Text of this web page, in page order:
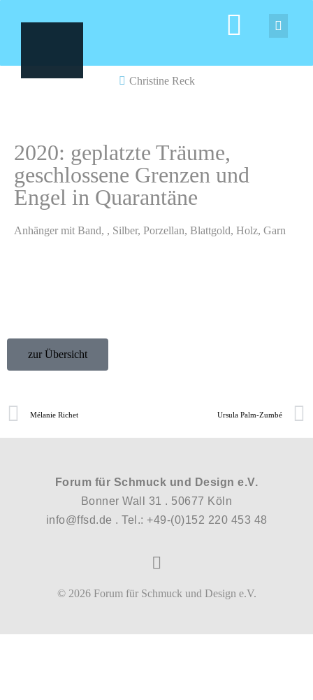
Christine Reck
2020: geplatzte Träume,
geschlossene Grenzen und
Engel in Quarantäne
Anhänger mit Band, , Silber, Porzellan, Blattgold, Holz, Garn
zur Übersicht
Mélanie Richet Ursula Palm-Zumbé
Forum für Schmuck und Design e.V.
Bonner Wall 31 . 50677 Köln
info@ffsd.de . Tel.: +49-(0)152 220 453 48
© 2026 Forum für Schmuck und Design e.V.